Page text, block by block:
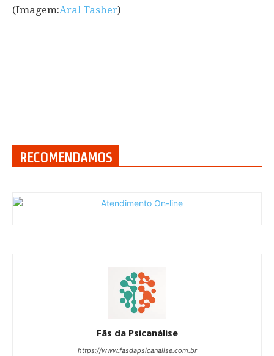
(Imagem:Aral Tasher)
RECOMENDAMOS
Fãs da Psicanálise
https://www.fasdapsicanalise.com.br